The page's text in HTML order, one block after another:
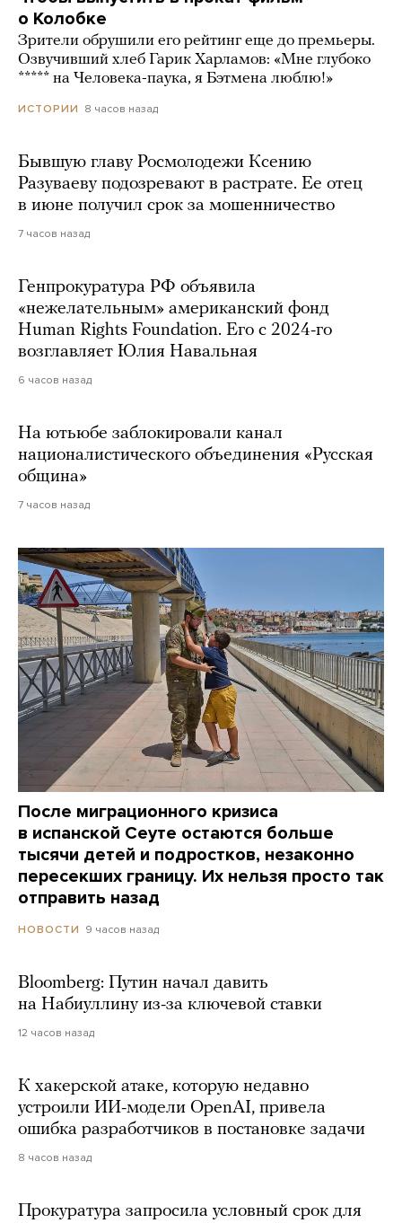
о Колобке
Зрители обрушили его рейтинг еще до премьеры.
Озвучивший хлеб Гарик Харламов: «Мне глубоко
***** на Человека-паука, я Бэтмена люблю!»
ИСТОРИИ 8 часов назад
Бывшую главу Росмолодежи Ксению
Разуваеву подозревают в растрате. Ее отец
в июне получил срок за мошенничество
7 часов назад
Генпрокуратура РФ объявила
«нежелательным» американский фонд
Human Rights Foundation. Его с 2024-го
возглавляет Юлия Навальная
6 часов назад
На ютьюбе заблокировали канал
националистического объединения «Русская
община»
7 часов назад
После миграционного кризиса
в испанской Сеуте остаются больше
тысячи детей и подростков, незаконно
пересекших границу. Их нельзя просто так
отправить назад
НОВОСТИ 9 часов назад
Bloomberg: Путин начал давить
на Набиуллину из-за ключевой ставки
12 часов назад
К хакерской атаке, которую недавно
устроили ИИ-модели OpenAI, привела
ошибка разработчиков в постановке задачи
8 часов назад
Прокуратура запросила условный срок для